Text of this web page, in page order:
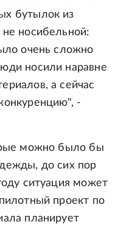
бутылок из
носибельной:
очень сложно
носили наравне
а сейчас
-
можно было бы
до сих пор
ситуация может
проект по
планирует